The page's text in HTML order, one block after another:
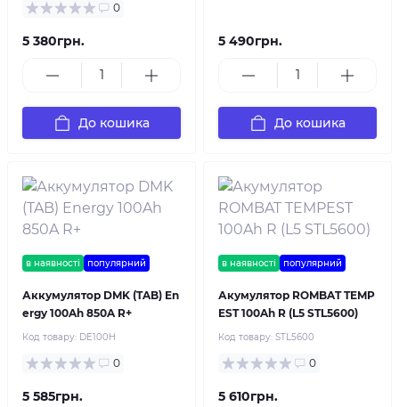
0
5 380грн.
До кошика
5 490грн.
До кошика
в наявності популярний
Аккумулятор DMK (TAB) En
ergy 100Ah 850A R+
Код товару: DE100H
0
5 585грн.
в наявності популярний
Акумулятор ROMBAT TEMP
EST 100Ah R (L5 STL5600)
Код товару: STL5600
0
5 610грн.